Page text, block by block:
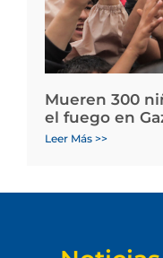
Mueren 300
el fuego en
Leer Más >>